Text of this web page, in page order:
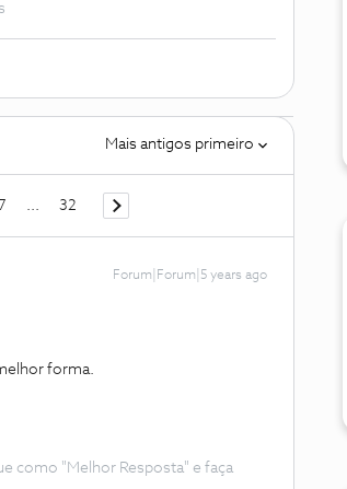
Mais antigos primeiro
... 32
Forum|Forum|5 years ago
forma.
como "Melhor Resposta" e faça